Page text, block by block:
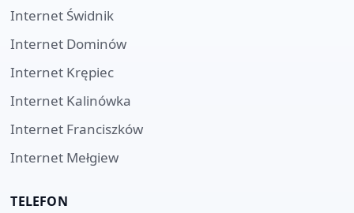
Internet Świdnik
Internet Dominów
Internet Krępiec
Internet Kalinówka
Internet Franciszków
Internet Mełgiew
TELEFON